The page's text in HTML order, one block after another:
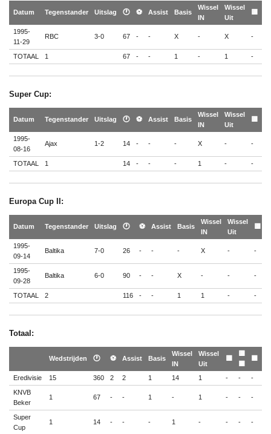
Datum Tegenstander Uitslag 🕐 ⚽ Assist Basis
Wissel
IN
Wissel
Uit
🟨
1995-
11-29
RBC 3-0 67 - - X - X -
TOTAAL 1 67 - - 1 - 1 -
Super Cup:
Datum Tegenstander Uitslag 🕐 ⚽ Assist Basis
Wissel
IN
Wissel
Uit
🟨
1995-
08-16
Ajax 1-2 14 - - - X - -
TOTAAL 1 14 - - - 1 - -
Europa Cup II:
Datum Tegenstander Uitslag 🕐 ⚽ Assist Basis
Wissel
IN
Wissel
Uit
🟨
1995-
09-14
Baltika 7-0 26 - - - X - -
1995-
09-28
Baltika 6-0 90 - - X - - -
TOTAAL 2 116 - - 1 1 - -
Totaal:
Wedstrijden 🕐 ⚽ Assist Basis
Wissel
IN
Wissel
Uit
🟨
🟨
Eredivisie 15 360 2 2 1 14 1 - -
-
KNVB
Beker
1 67 - - 1 - 1 - - -
Super
Cup
1 14 - - - 1 - - - -